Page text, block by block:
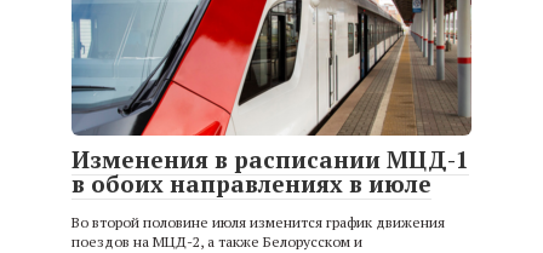
Изменения в расписании МЦД-1
в обоих направлениях в июле
Во второй половине июля изменится график движения
поездов на МЦД-2, а также Белорусском и